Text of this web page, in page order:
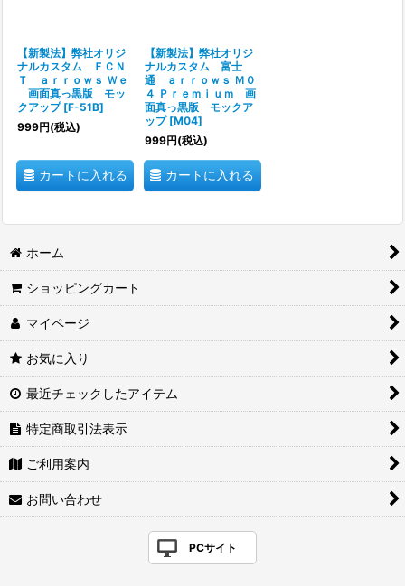
【新製法】弊社オリジ
ナルカスタム ＦＣＮ
Ｔ ａｒｒｏｗｓ Ｗｅ
画面真っ黒版 モッ
クアップ [F-51B]
999円(税込)
カートに入れる
【新製法】弊社オリジ
ナルカスタム 富士
通 ａｒｒｏｗｓ Ｍ０
４ Ｐｒｅｍｉｕｍ 画
面真っ黒版 モックア
ップ [M04]
999円(税込)
カートに入れる
ホーム
ショッピングカート
マイページ
お気に入り
最近チェックしたアイテム
特定商取引法表示
ご利用案内
お問い合わせ
PCサイト